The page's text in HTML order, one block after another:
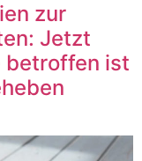
zur
Jetzt
betroffen ist